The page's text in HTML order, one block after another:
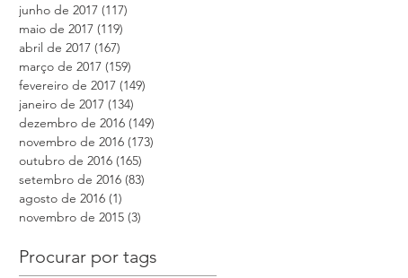
junho de 2017 (117)
maio de 2017 (119)
abril de 2017 (167)
março de 2017 (159)
fevereiro de 2017 (149)
janeiro de 2017 (134)
dezembro de 2016 (149)
novembro de 2016 (173)
outubro de 2016 (165)
setembro de 2016 (83)
agosto de 2016 (1)
novembro de 2015 (3)
Procurar por tags